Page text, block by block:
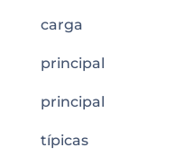
carga
principal
principal
típicas